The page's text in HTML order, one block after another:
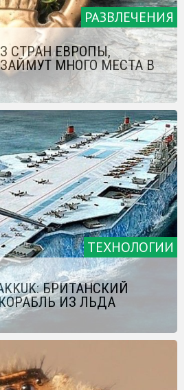
РАЗВЛЕЧЕНИЯ
СТРАН ЕВРОПЫ,
МНОГО МЕСТА В
ТЕХНОЛОГИИ
БРИТАНСКИЙ
ИЗ ЛЬДА